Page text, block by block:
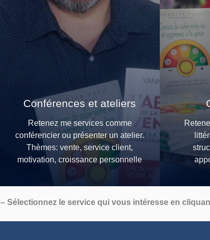
Conférences et ateliers
Retenez me services comme
conférencier ou présenter un atelier.
Thèmes: vente, service client,
motivation, croissance personnelle
– Sélectionnez le service qui vous intéresse en